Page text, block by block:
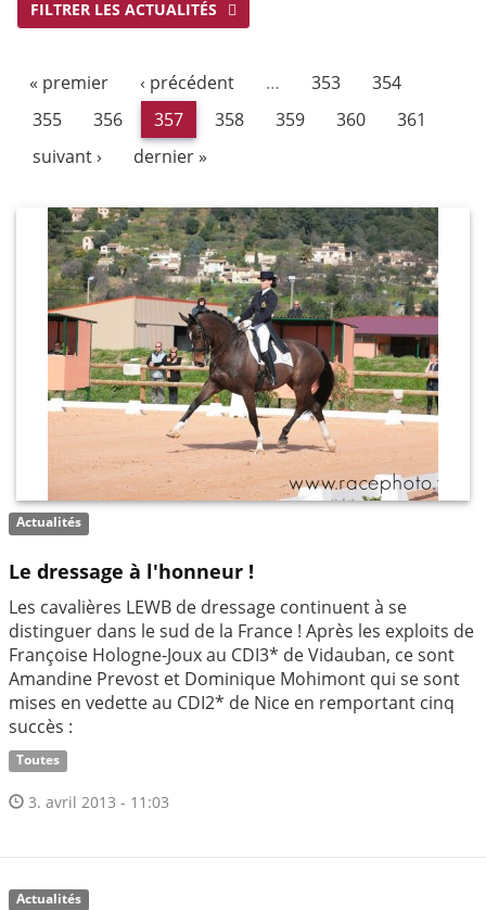
FILTRER LES ACTUALITÉS
« premier ‹ précédent … 353
354
355
356 357 358 359 360
361
suivant ›
dernier »
Actualités
Le dressage à l'honneur !
Les cavalières LEWB de dressage continuent à se
distinguer dans le sud de la France ! Après les exploits de
Françoise Hologne-Joux au CDI3* de Vidauban, ce sont
Amandine Prevost et Dominique Mohimont qui se sont
mises en vedette au CDI2* de Nice en remportant cinq
succès :
Toutes
3. avril 2013 - 11:03
Actualités